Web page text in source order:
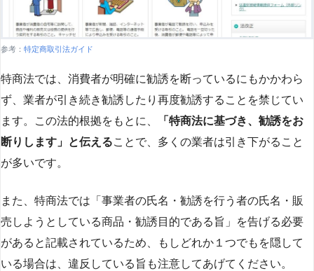
参考： 特定商取引法ガイド
特商法では、消費者が明確に勧誘を断っているにもかかわら
ず、業者が引き続き勧誘したり再度勧誘することを禁じてい
ます。この法的根拠をもとに、
「特商法に基づき、勧誘をお
断りします」と伝えることで、多くの業者は引き下がること
が多いです​​。
また、特商法では「事業者の氏名・勧誘を行う者の氏名・販
売しようとしている商品・勧誘目的である旨」を告げる必要
があると記載されているため、もしどれか１つでもを隠して
いる場合は、違反している旨も注意してあげてください。